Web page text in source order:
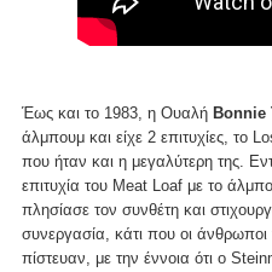
Έως και το 1983, η Ουαλή Bonnie
άλμπουμ και είχε 2 επιτυχίες, το
που ήταν και η μεγαλύτερη της.
επιτυχία του Meat Loaf με το
πλησίασε τον συνθέτη και
συνεργασία, κάτι που οι άνθρωποι
πίστευαν, με την έννοια ότι ο